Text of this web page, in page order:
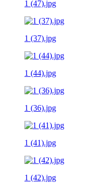
1 (47).jpg
1 (37).jpg
1 (44).jpg
1 (36).jpg
1 (41).jpg
1 (42).jpg